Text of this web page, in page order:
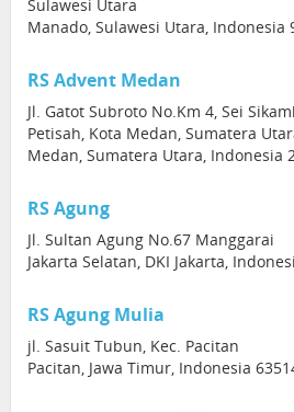
Sulawesi Utara
Manado, Sulawesi Utara, Indonesia
RS Advent Medan
Jl. Gatot Subroto No.Km 4, Sei
Petisah, Kota Medan, Sumatera
Medan, Sumatera Utara, Indonesia
RS Agung
Jl. Sultan Agung No.67 Manggarai
Jakarta Selatan, DKI Jakarta,
RS Agung Mulia
jl. Sasuit Tubun, Kec. Pacitan
Pacitan, Jawa Timur, Indonesia